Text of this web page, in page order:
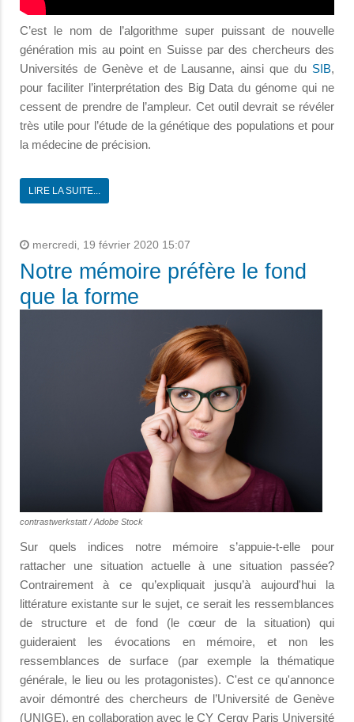
C’est le nom de l’algorithme super puissant de nouvelle
génération mis au point en Suisse par des chercheurs des
Universités de Genève et de Lausanne, ainsi que du SIB,
pour faciliter l’interprétation des Big Data du génome qui ne
cessent de prendre de l’ampleur. Cet outil devrait se révéler
très utile pour l’étude de la génétique des populations et pour
la médecine de précision.
LIRE LA SUITE...
mercredi, 19 février 2020 15:07
Notre mémoire préfère le fond
que la forme
contrastwerkstatt / Adobe Stock
Sur quels indices notre mémoire s’appuie-t-elle pour
rattacher une situation actuelle à une situation passée?
Contrairement à ce qu’expliquait jusqu’à aujourd'hui la
littérature existante sur le sujet, ce serait les ressemblances
de structure et de fond (le cœur de la situation) qui
guideraient les évocations en mémoire, et non les
ressemblances de surface (par exemple la thématique
générale, le lieu ou les protagonistes). C'est ce qu'annonce
avoir démontré des chercheurs de l’Université de Genève
(UNIGE), en collaboration avec le CY Cergy Paris Université